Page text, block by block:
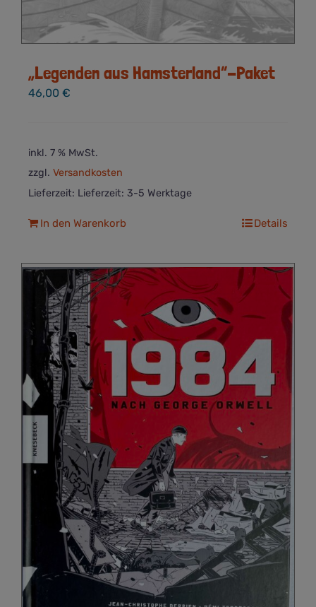
„Legenden aus Hamsterland“-Paket
46,00 €
inkl. 7 % MwSt.
zzgl. Versandkosten
Lieferzeit: Lieferzeit: 3-5 Werktage
In den Warenkorb Details